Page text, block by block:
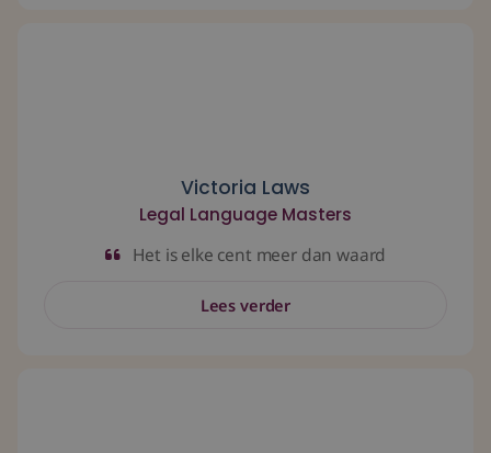
Victoria Laws
Legal Language Masters
Het is elke cent meer dan waard
Lees verder